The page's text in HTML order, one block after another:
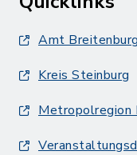
Amt Breitenburg
Kreis Steinburg
Metropolregion